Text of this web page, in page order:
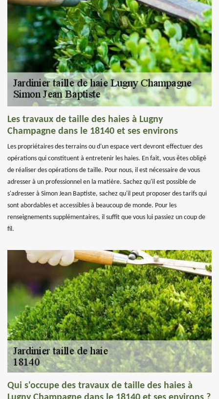
Les travaux de taille des haies à Lugny
Champagne dans le 18140 et ses environs
Les propriétaires des terrains ou d'un espace vert devront effectuer des
opérations qui constituent à entretenir les haies. En fait, vous êtes obligé
de réaliser des opérations de taille. Pour nous, il est nécessaire de vous
adresser à un professionnel en la matière. Sachez qu'il est possible de
s'adresser à Simon Jean Baptiste, sachez qu'il peut proposer des tarifs qui
sont abordables et accessibles à beaucoup de monde. Pour les
renseignements supplémentaires, il suffit que vous lui passiez un coup de
fil.
Qui s'occupe des travaux de taille des haies à